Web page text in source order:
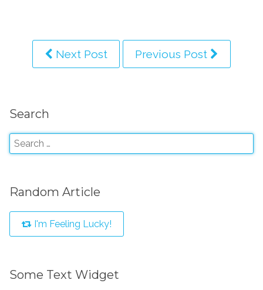
Next Post Previous Post
Search
Random Article
I'm Feeling Lucky!
Some Text Widget